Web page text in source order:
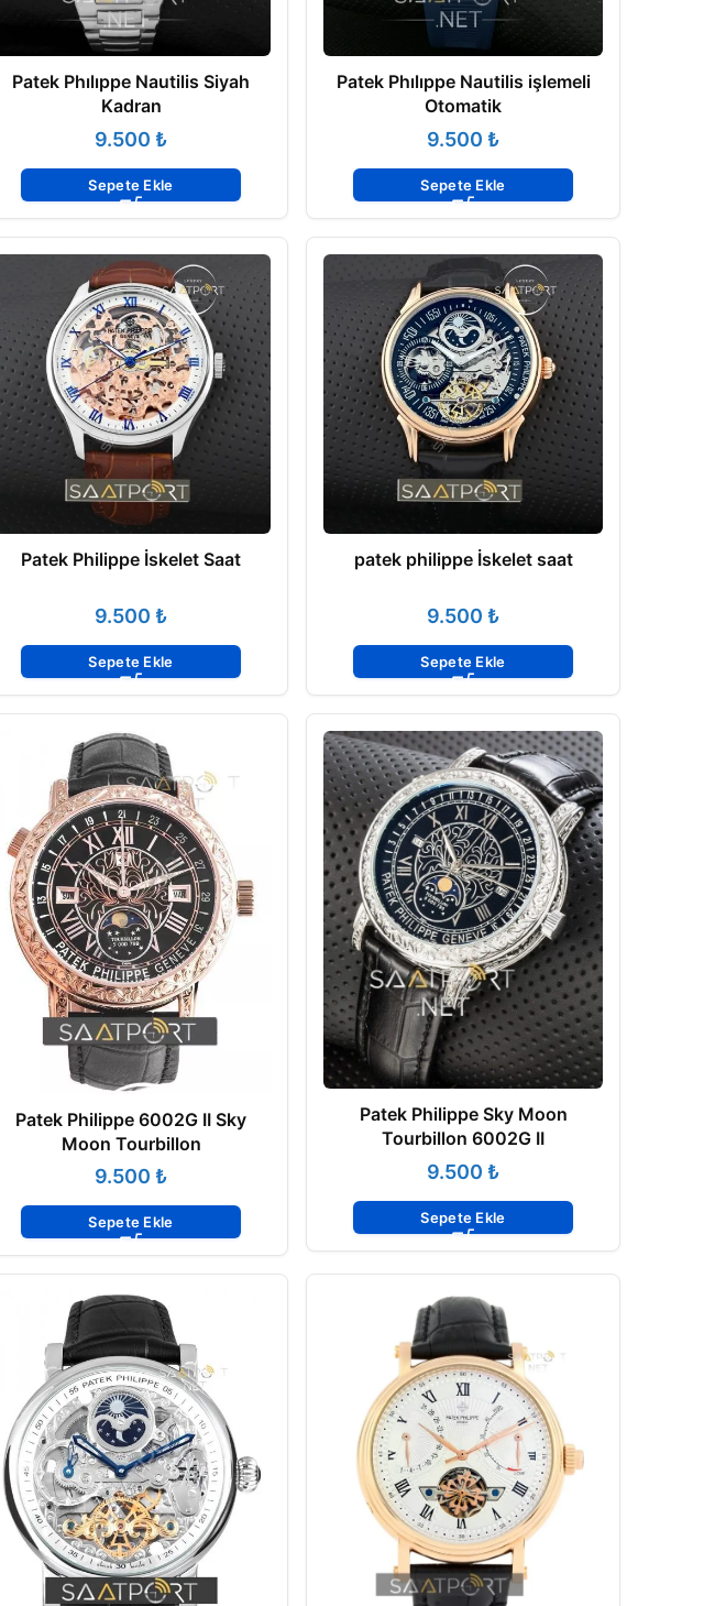
Patek Phılıppe Nautilis Siyah
Kadran
₺
Sepete Ekle
Patek Phılıppe Nautilis işlemeli
Otomatik
₺
Sepete Ekle
Patek Philippe İskelet Saat
₺
Sepete Ekle
patek philippe İskelet saat
₺
Sepete Ekle
Patek Philippe 6002G II Sky
Moon Tourbillon
₺
Sepete Ekle
Patek Philippe Sky Moon
Tourbillon 6002G II
₺
Sepete Ekle